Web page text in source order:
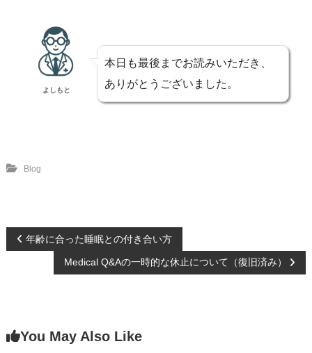
よしもと
本日も最後までお読みいただき、
ありがとうございました。
Blog
投
ナ
年齢に合った睡眠との付き合い方
Medical Q&Aの一時的な休止について（復旧済み）
You May Also Like